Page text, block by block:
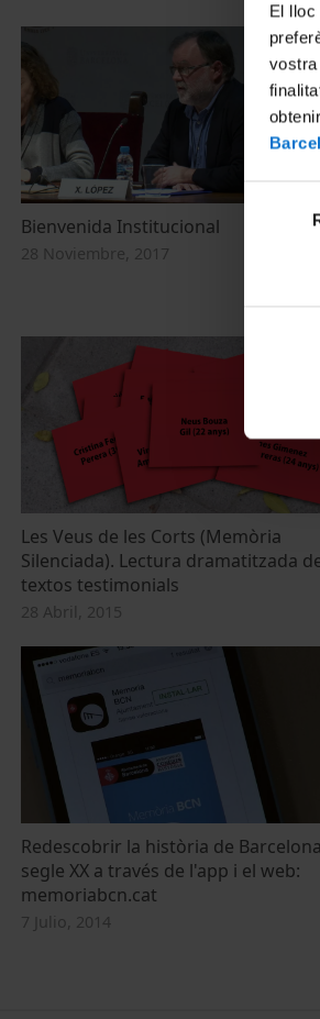
El
Bienvenida Institucional
28 Noviembre, 2017
Les Veus de les Corts (Memòria
Silenciada). Lectura dramatitzada
textos testimonials
28 Abril, 2015
Redescobrir la història de
segle XX a través de l'app i el web:
memoriabcn.cat
7 Julio, 2014